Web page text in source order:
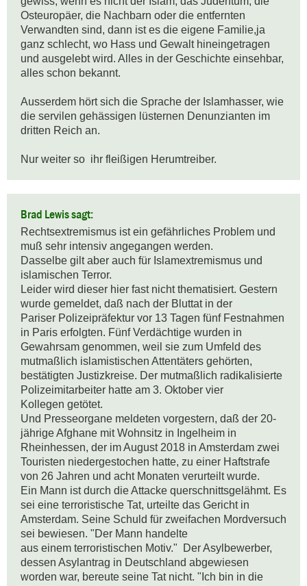
Osteuropäer, die Nachbarn oder die entfernten
Verwandten sind, dann ist es die eigene Familie,ja
ganz schlecht, wo Hass und Gewalt hineingetragen
und ausgelebt wird. Alles in der Geschichte einsehbar,
alles schon bekannt.
Ausserdem hört sich die Sprache der Islamhasser, wie
die servilen gehässigen lüsternen Denunzianten im
dritten Reich an.
Nur weiter so  ihr fleißigen Herumtreiber.
Brad Lewis sagt:
Rechtsextremismus ist ein gefährliches Problem und
muß sehr intensiv angegangen werden.
Dasselbe gilt aber auch für Islamextremismus und
islamischen Terror.
Leider wird dieser hier fast nicht thematisiert. Gestern
wurde gemeldet, daß nach der Bluttat in der
Pariser Polizeipräfektur vor 13 Tagen fünf Festnahmen
in Paris erfolgten. Fünf Verdächtige wurden in
Gewahrsam genommen, weil sie zum Umfeld des
mutmaßlich islamistischen Attentäters gehörten,
bestätigten Justizkreise. Der mutmaßlich radikalisierte
Polizeimitarbeiter hatte am 3. Oktober vier
Kollegen getötet.
Und Presseorgane meldeten vorgestern, daß der 20-
jährige Afghane mit Wohnsitz in Ingelheim in
Rheinhessen, der im August 2018 in Amsterdam zwei
Touristen niedergestochen hatte, zu einer Haftstrafe
von 26 Jahren und acht Monaten verurteilt wurde.
Ein Mann ist durch die Attacke querschnittsgelähmt. Es
sei eine terroristische Tat, urteilte das Gericht in
Amsterdam. Seine Schuld für zweifachen Mordversuch
sei bewiesen. "Der Mann handelte
aus einem terroristischen Motiv."  Der Asylbewerber,
dessen Asylantrag in Deutschland abgewiesen
worden war, bereute seine Tat nicht. "Ich bin in die